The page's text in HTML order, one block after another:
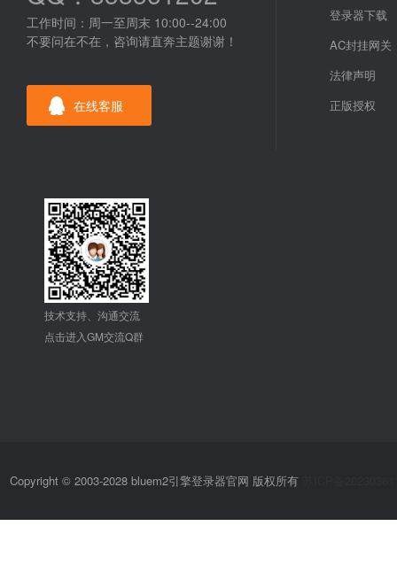
工作时间：周一至周末 10:00--24:00
不要问在不在，咨询请直奔主题谢谢！
在线客服
登录器下载
AC封挂网关
法律声明
正版授权
技术支持、沟通交流
点击进入GM交流Q群
Copyright © 2003-2028 bluem2引擎登录器官网 版权所有